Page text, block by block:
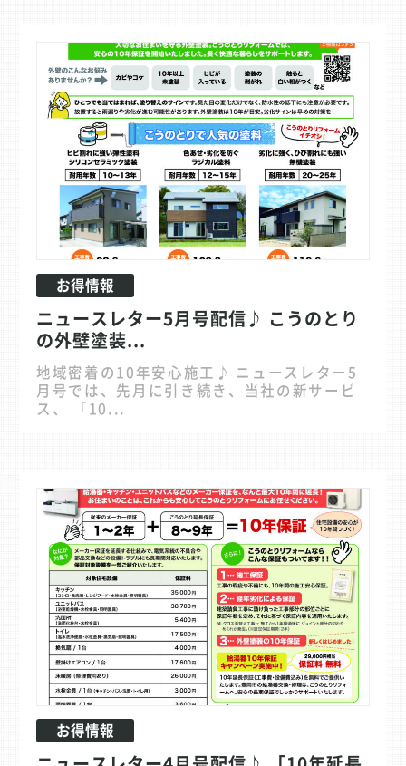
お得情報
ニュースレター5月号配信♪ こうのとり
の外壁塗装...
地域密着の10年安心施工♪ ニュースレター5
月号では、先月に引き続き、当社の新サービ
ス、 「10...
お得情報